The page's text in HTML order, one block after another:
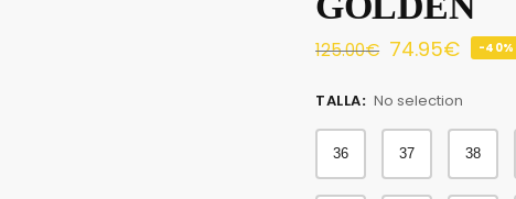
125.00€ 74.95€ -40%
TALLA: No selection
36 37 38